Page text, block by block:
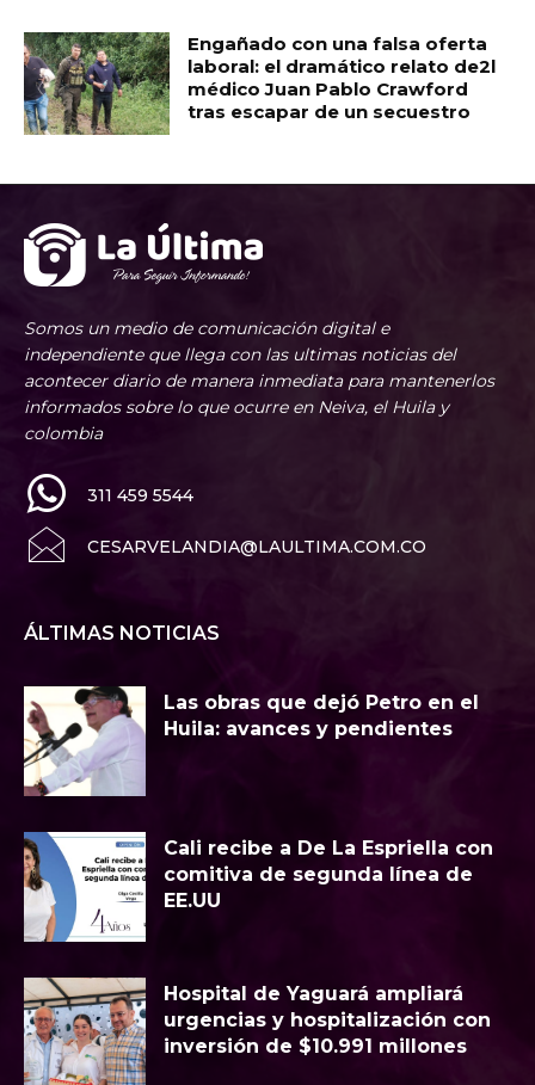
Engañado con una falsa oferta
laboral: el dramático relato de2l
médico Juan Pablo Crawford
tras escapar de un secuestro
Somos un medio de comunicación digital e
independiente que llega con las ultimas noticias del
acontecer diario de manera inmediata para mantenerlos
informados sobre lo que ocurre en Neiva, el Huila y
colombia
311 459 5544
CESARVELANDIA@LAULTIMA.COM.CO
ÁLTIMAS NOTICIAS
Las obras que dejó Petro en el
Huila: avances y pendientes
Cali recibe a De La Espriella con
comitiva de segunda línea de
EE.UU
Hospital de Yaguará ampliará
urgencias y hospitalización con
inversión de $10.991 millones